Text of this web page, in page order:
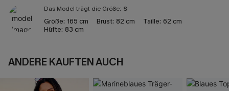
Das Model trägt die Größe: S
Größe: 165 cm Brust: 82 cm Taille: 62 cm
Hüfte: 83 cm
ANDERE KAUFTEN AUCH